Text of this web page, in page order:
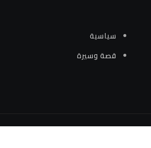
سياسية
قصة وسيرة